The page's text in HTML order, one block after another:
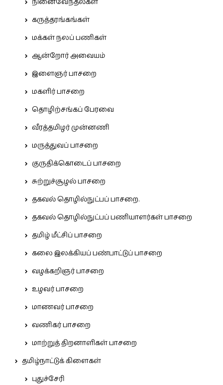
கருத்தரங்கங்கள்
மக்கள் நலப் பணிகள்
ஆன்றோர் அவையம்
இளைஞர் பாசறை
மகளிர் பாசறை
தொழிற்சங்கப் பேரவை
வீரத்தமிழர் முன்னணி
மருத்துவப் பாசறை
குருதிக்கொடைப் பாசறை
சுற்றுச்சூழல் பாசறை
தகவல் தொழில்நுட்பப் பாசறை.
தகவல் தொழில்நுட்பப் பணியாளர்கள் பாசறை
தமிழ் மீட்சிப் பாசறை
கலை இலக்கியப் பண்பாட்டுப் பாசறை
வழக்கறிஞர் பாசறை
உழவர் பாசறை
மாணவர் பாசறை
வணிகர் பாசறை
மாற்றுத் திறனாளிகள் பாசறை
தமிழ்நாட்டுக் கிளைகள்
புதுச்சேரி